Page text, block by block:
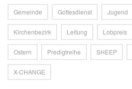
Gemeinde Gottesdienst Jugend
Kirchenbezirk Leitung Lobpreis
Ostern Predigtreihe SHEEP
X-CHANGE